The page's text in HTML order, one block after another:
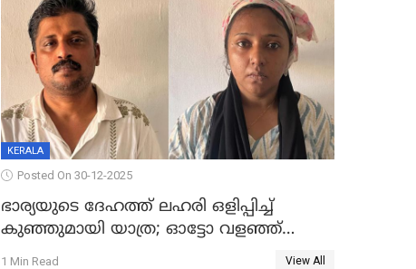
KERALA
Posted On 30-12-2025
ഭാര്യയുടെ ദേഹത്ത് ലഹരി ഒളിപ്പിച്ച്
കുഞ്ഞുമായി യാത്ര; ഓട്ടോ വളഞ്ഞ്
ദമ്പതികളെ പിടികൂടി പൊലീസ്
1 Min Read View All